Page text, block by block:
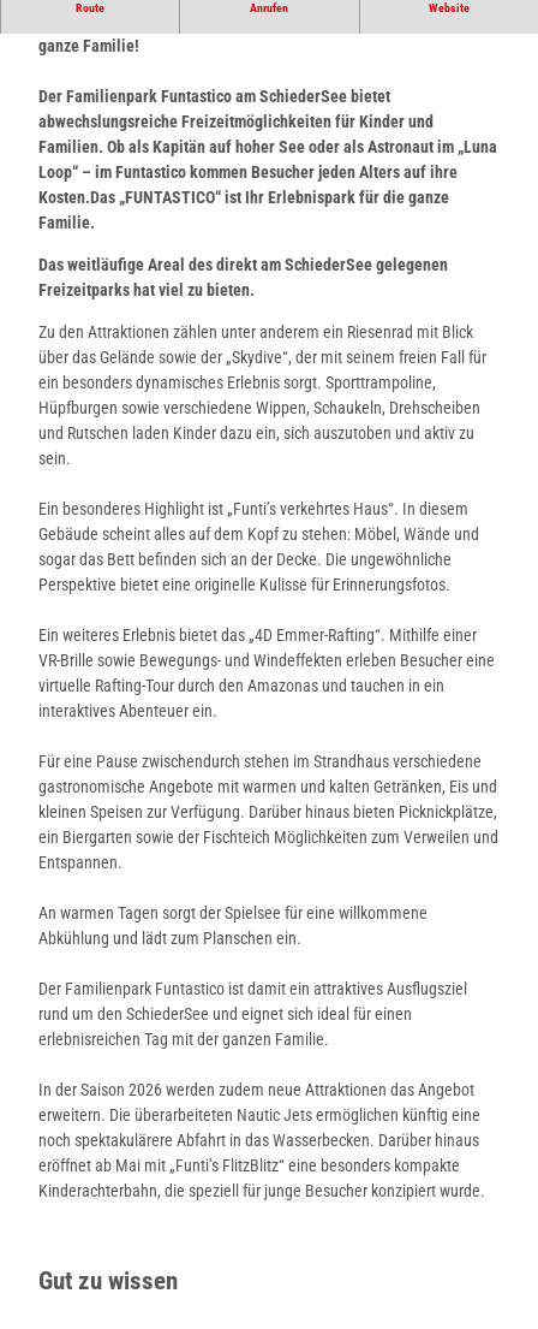
Route Anrufen Website
ganze Familie!
Der Familienpark Funtastico am SchiederSee bietet
abwechslungsreiche Freizeitmöglichkeiten für Kinder und
Familien. Ob als Kapitän auf hoher See oder als Astronaut im „Luna
Loop“ – im Funtastico kommen Besucher jeden Alters auf ihre
Kosten.Das „FUNTASTICO“ ist Ihr Erlebnispark für die ganze
Familie.
Das weitläufige Areal des direkt am SchiederSee gelegenen
Freizeitparks hat viel zu bieten.
Zu den Attraktionen zählen unter anderem ein Riesenrad mit Blick
über das Gelände sowie der „Skydive“, der mit seinem freien Fall für
ein besonders dynamisches Erlebnis sorgt. Sporttrampoline,
Hüpfburgen sowie verschiedene Wippen, Schaukeln, Drehscheiben
und Rutschen laden Kinder dazu ein, sich auszutoben und aktiv zu
sein.
Ein besonderes Highlight ist „Funti’s verkehrtes Haus“. In diesem
Gebäude scheint alles auf dem Kopf zu stehen: Möbel, Wände und
sogar das Bett befinden sich an der Decke. Die ungewöhnliche
Perspektive bietet eine originelle Kulisse für Erinnerungsfotos.
Ein weiteres Erlebnis bietet das „4D Emmer-Rafting“. Mithilfe einer
VR-Brille sowie Bewegungs- und Windeffekten erleben Besucher eine
virtuelle Rafting-Tour durch den Amazonas und tauchen in ein
interaktives Abenteuer ein.
Für eine Pause zwischendurch stehen im Strandhaus verschiedene
gastronomische Angebote mit warmen und kalten Getränken, Eis und
kleinen Speisen zur Verfügung. Darüber hinaus bieten Picknickplätze,
ein Biergarten sowie der Fischteich Möglichkeiten zum Verweilen und
Entspannen.
An warmen Tagen sorgt der Spielsee für eine willkommene
Abkühlung und lädt zum Planschen ein.
Der Familienpark Funtastico ist damit ein attraktives Ausflugsziel
rund um den SchiederSee und eignet sich ideal für einen
erlebnisreichen Tag mit der ganzen Familie.
In der Saison 2026 werden zudem neue Attraktionen das Angebot
erweitern. Die überarbeiteten Nautic Jets ermöglichen künftig eine
noch spektakulärere Abfahrt in das Wasserbecken. Darüber hinaus
eröffnet ab Mai mit „Funti’s FlitzBlitz“ eine besonders kompakte
Kinderachterbahn, die speziell für junge Besucher konzipiert wurde.
Gut zu wissen